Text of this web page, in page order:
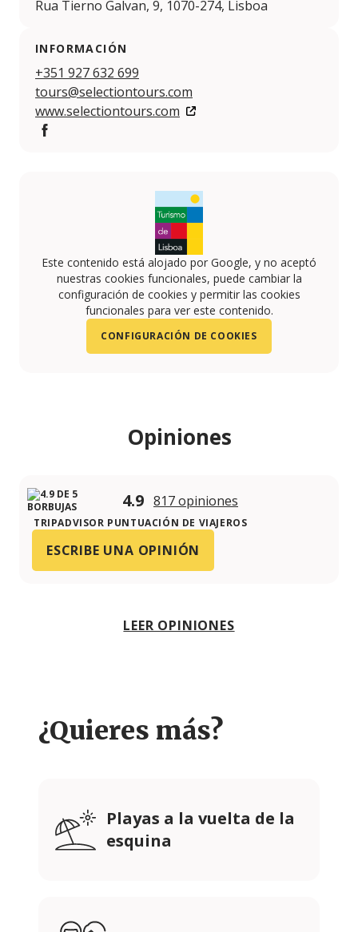
Rua Tierno Galvan, 9, 1070-274, Lisboa
INFORMACIÓN
+351 927 632 699
tours@selectiontours.com
www.selectiontours.com
Este contenido está alojado por Google, y no aceptó
nuestras cookies funcionales, puede cambiar la
configuración de cookies y permitir las cookies
funcionales para ver este contenido.
CONFIGURACIÓN DE COOKIES
Opiniones
4.9 817 opiniones
TRIPADVISOR PUNTUACIÓN DE VIAJEROS
ESCRIBE UNA OPINIÓN
LEER OPINIONES
¿Quieres más?
Playas a la vuelta de la
esquina